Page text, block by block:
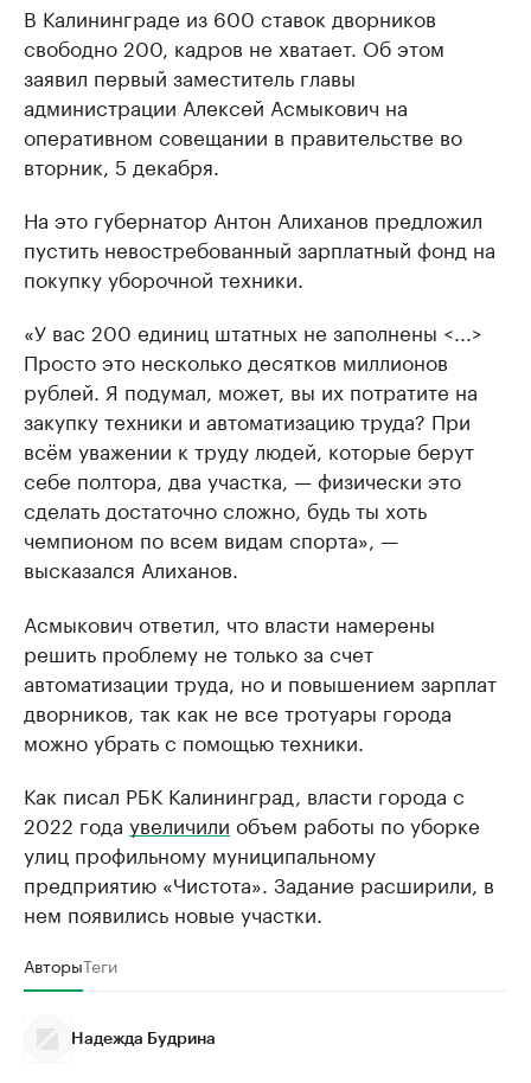
В Калининграде из 600 ставок дворников
свободно 200, кадров не хватает. Об этом
заявил первый заместитель главы
администрации Алексей Асмыкович на
оперативном совещании в правительстве во
вторник, 5 декабря.
На это губернатор Антон Алиханов предложил
пустить невостребованный зарплатный фонд на
покупку уборочной техники.
«У вас 200 единиц штатных не заполнены <...>
Просто это несколько десятков миллионов
рублей. Я подумал, может, вы их потратите на
закупку техники и автоматизацию труда? При
всём уважении к труду людей, которые берут
себе полтора, два участка, — физически это
сделать достаточно сложно, будь ты хоть
чемпионом по всем видам спорта», —
высказался Алиханов.
Асмыкович ответил, что власти намерены
решить проблему не только за счет
автоматизации труда, но и повышением зарплат
дворников, так как не все тротуары города
можно убрать с помощью техники.
Как писал РБК Калининград, власти города с
2022 года увеличили объем работы по уборке
улиц профильному муниципальному
предприятию «Чистота». Задание расширили, в
нем появились новые участки.
АвторыТеги
Надежда Будрина